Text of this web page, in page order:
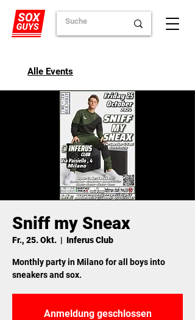
Alle Events
Sniff my Sneax
Fr., 25. Okt.
  |
Inferus Club
Monthly party in Milano for all boys into
sneakers and sox.
Anmeldung geschlossen